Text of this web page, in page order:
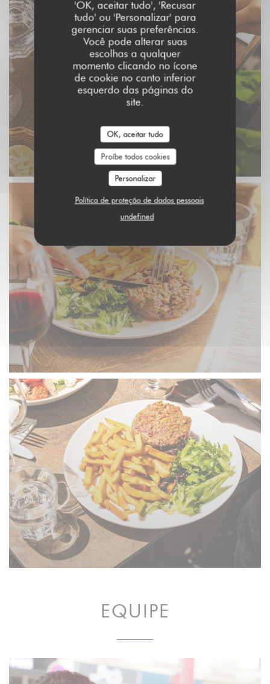
'OK, aceitar tudo', 'Recusar
tudo' ou 'Personalizar' para
gerenciar suas preferências.
Você pode alterar suas
escolhas a qualquer
momento clicando no ícone
de cookie no canto inferior
esquerdo das páginas do
site.
OK, aceitar tudo
Proíbe todos cookies
Personalizar
Política de proteção de dados pessoais
undefined
EQUIPE